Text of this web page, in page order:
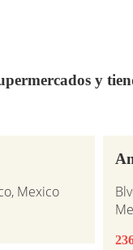
y
Mexico